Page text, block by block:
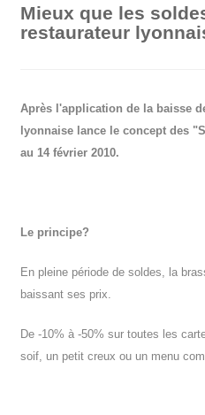
Mieux que les
restaurateur
Après l'application de la baisse
lyonnaise lance le concept des
au 14 février 2010.
Le principe?
En pleine période de soldes, la
baissant ses prix.
De -10% à -50% sur toutes les
soif, un petit creux ou un menu